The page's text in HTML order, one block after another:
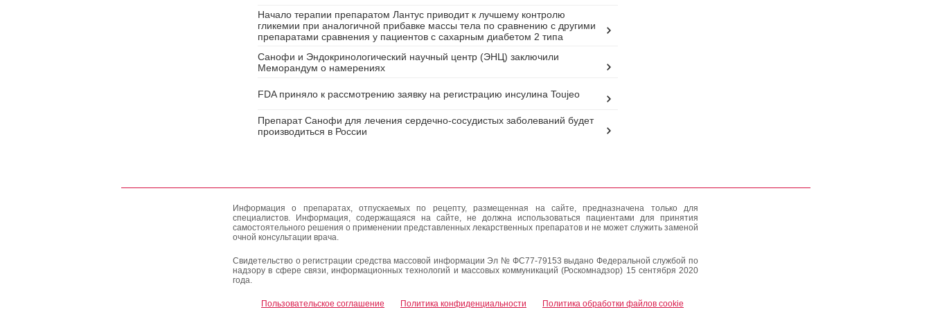
Начало терапии препаратом Лантус приводит к лучшему контролю
гликемии при аналогичной прибавке массы тела по сравнению с другими
препаратами сравнения у пациентов с сахарным диабетом 2 типа
Санофи и Эндокринологический научный центр (ЭНЦ) заключили
Меморандум о намерениях
FDA приняло к рассмотрению заявку на регистрацию инсулина Toujeo
Препарат Санофи для лечения сердечно-сосудистых заболеваний будет
производиться в России
Информация о препаратах, отпускаемых по рецепту, размещенная на сайте, предназначена только для
специалистов. Информация, содержащаяся на сайте, не должна использоваться пациентами для принятия
самостоятельного решения о применении представленных лекарственных препаратов и не может служить заменой
очной консультации врача.
Свидетельство о регистрации средства массовой информации Эл № ФС77-79153 выдано Федеральной службой по
надзору в сфере связи, информационных технологий и массовых коммуникаций (Роскомнадзор) 15 сентября 2020
года.
Пользовательское соглашение Политика конфиденциальности Политика обработки файлов cookie